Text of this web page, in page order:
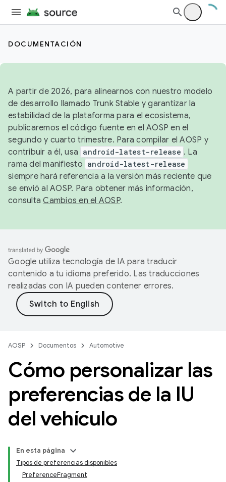
DOCUMENTACIÓN
A partir de 2026, para alinearnos con nuestro modelo
de desarrollo llamado Trunk Stable y garantizar la
estabilidad de la plataforma para el ecosistema,
publicaremos el código fuente en el AOSP en el
segundo y cuarto trimestre. Para compilar el AOSP y
contribuir a él, usa android-latest-release . La
rama del manifiesto android-latest-release
siempre hará referencia a la versión más reciente que
se envió al AOSP. Para obtener más información,
consultaCambios en el AOSP.
Google utiliza tecnología de IA para traducir
contenido a tu idioma preferido. Las traducciones
realizadas con IA pueden contener errores.
AOSP Documentos Automotive
Cómo personalizar las
preferencias de la IU
del vehículo
En esta página
Tipos de preferencias disponibles
PreferenceFragment